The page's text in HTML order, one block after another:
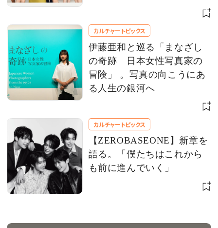
カルチャートピックス
伊藤亜和と巡る「まなざし
の奇跡 日本女性写真家の
冒険」 。写真の向こうにあ
る人生の銀河へ
カルチャートピックス
【ZEROBASEONE】新章を
語る。「僕たちはこれから
も前に進んでいく」